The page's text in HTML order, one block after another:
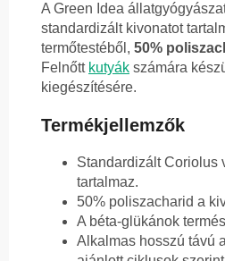
A Green Idea
standardizált kivonatot
termőtestéből, 50%
Felnőtt kutyák számára
kiegészítésére.
Termékjellemzők
Standardizált Coriolus
tartalmaz.
50% poliszacharid a
A béta-glükánok
Alkalmas hosszú távú